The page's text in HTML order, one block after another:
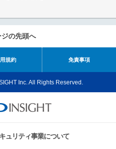
ジの先頭へ
規約 免責事項
Inc. All Rights Reserved.
ュリティ事業について